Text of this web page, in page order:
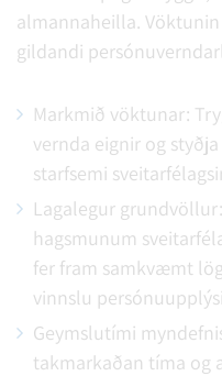
almannaheilla.
gildandi
Markmið vöktunar:
vernda eignir og
starfsemi
Lagalegur
hagsmunum
fer fram samkvæmt
vinnslu
Geymslutími
takmarkaðan tíma og